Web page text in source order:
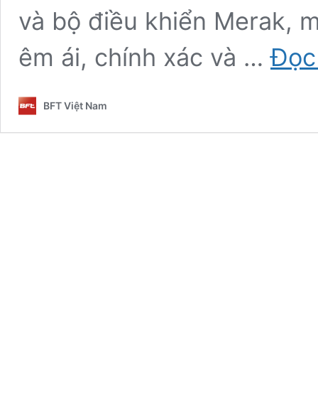
và bộ điều khiển Merak,
êm ái, chính xác và …
BFT Việt Nam